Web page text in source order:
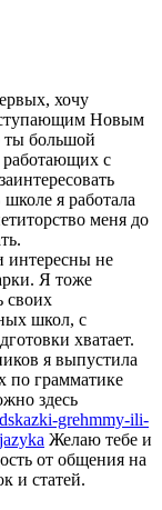
хочу
Новым
ты большой
с
я работала
меня до
интересны не
Я тоже
своих
школ, с
хватает.
я выпустила
по грамматике
здесь
grehmmy-ili-
Желаю тебе и
от общения на
и статей.